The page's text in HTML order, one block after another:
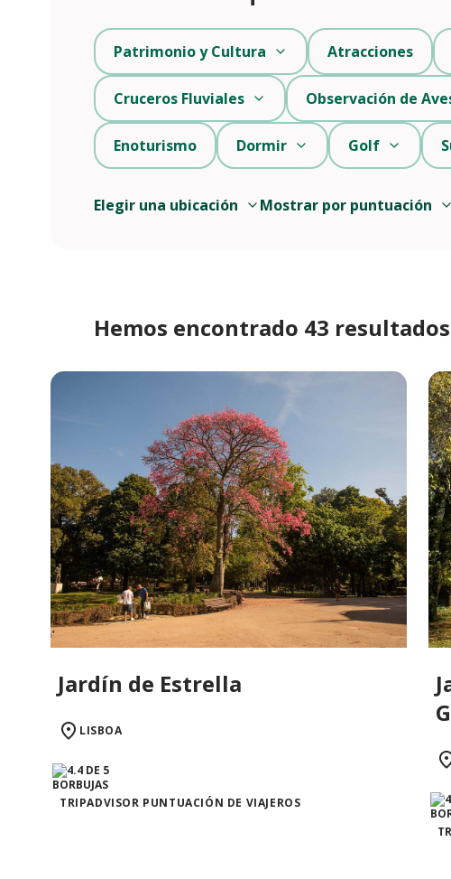
Elegir una ubicación Mostrar por puntuación
Patrimonio y Cultura Atracciones
Cruceros Fluviales Observación de
Enoturismo Dormir Golf
Hemos encontrado 43
Jardín de Estrella
LISBOA
TRIPADVISOR PUNTUACIÓN DE VIAJEROS